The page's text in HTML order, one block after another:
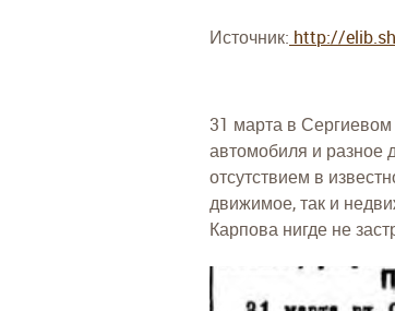
Источник: http://
31 марта в
автомобиля и разное
отсутствием в
движимое, так и
Карпова нигде не